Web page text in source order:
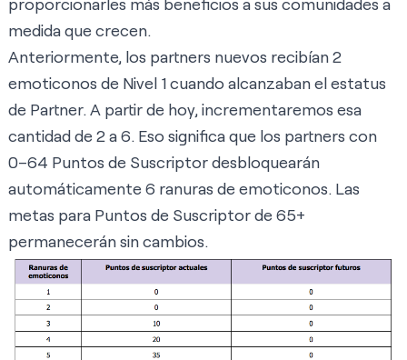
medida que crecen.
Anteriormente, los partners nuevos recibían 2
emoticonos de Nivel 1 cuando alcanzaban el estatus
de Partner. A partir de hoy, incrementaremos esa
cantidad de 2 a 6. Eso significa que los partners con
0–64 Puntos de Suscriptor desbloquearán
automáticamente 6 ranuras de emoticonos. Las
metas para Puntos de Suscriptor de 65+
permanecerán sin cambios.